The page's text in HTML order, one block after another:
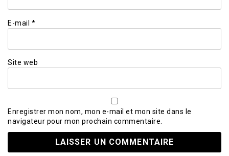
E-mail *
Site web
Enregistrer mon nom, mon e-mail et mon site dans le
navigateur pour mon prochain commentaire.